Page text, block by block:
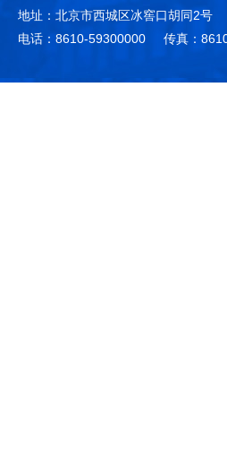
地址：北京市西城区冰窖口胡同2号
电话：8610-59300000
传真：